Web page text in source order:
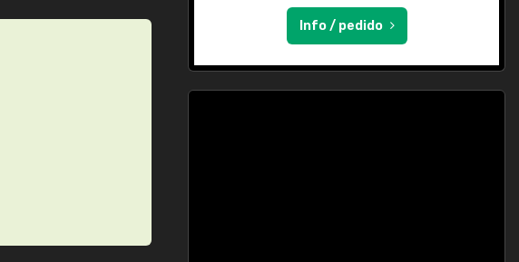
Info / pedido